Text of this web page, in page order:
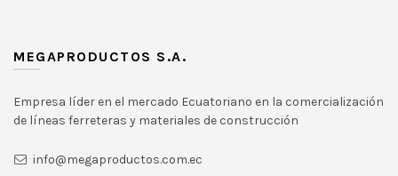
MEGAPRODUCTOS S.A.
Empresa líder en el mercado Ecuatoriano en la comercialización
de líneas ferreteras y materiales de construcción
info@megaproductos.com.ec